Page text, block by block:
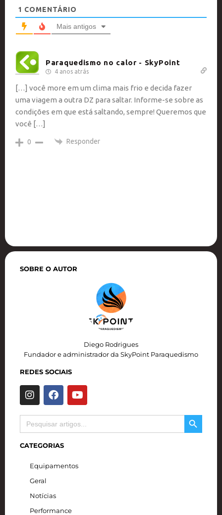
1 COMENTÁRIO
Mais antigos
Paraquedismo no calor - SkyPoint
4 anos atrás
[…] você more em um clima mais frio e decida fazer
uma viagem a outra DZ para saltar. Informe-se sobre as
condições em que está saltando, sempre! Queremos que
você […]
0 Responder
SOBRE O AUTOR
Diego Rodrigues
Fundador e administrador da SkyPoint Paraquedismo
REDES SOCIAIS
I
n
t
a
r
m
F
a
e
b
o
Y
o
t
u
Search
for:
SEARCH BUTTON
CATEGORIAS
Equipamentos
Geral
Notícias
Performance